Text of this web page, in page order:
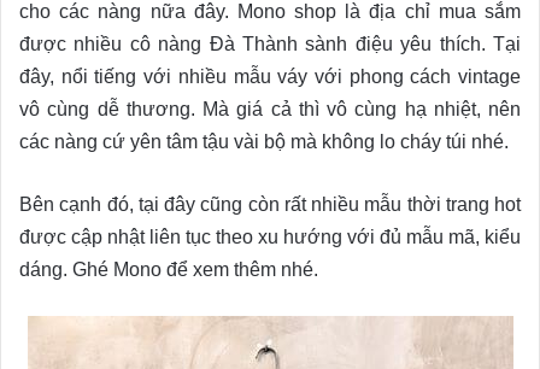
cho các nàng nữa đây. Mono shop là địa chỉ mua sắm
được nhiều cô nàng Đà Thành sành điệu yêu thích. Tại
đây, nổi tiếng với nhiều mẫu váy với phong cách vintage
vô cùng dễ thương. Mà giá cả thì vô cùng hạ nhiệt, nên
các nàng cứ yên tâm tậu vài bộ mà không lo cháy túi nhé.
Bên cạnh đó, tại đây cũng còn rất nhiều mẫu thời trang hot
được cập nhật liên tục theo xu hướng với đủ mẫu mã, kiểu
dáng. Ghé Mono để xem thêm nhé.